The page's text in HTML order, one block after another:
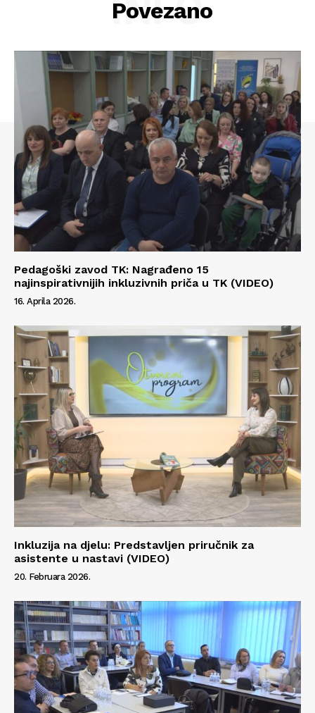
Info
O nama
Impressum
Povezano
Pedagoški zavod TK: Nagrađeno 15
najinspirativnijih inkluzivnih priča u TK (VIDEO)
16. Aprila 2026.
Inkluzija na djelu: Predstavljen priručnik za
asistente u nastavi (VIDEO)
20. Februara 2026.